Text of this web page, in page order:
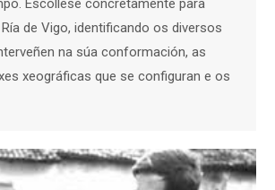
Escóllese concretamente para
de Vigo, identificando os diversos
na súa conformación, as
xeográficas que se configuran e os